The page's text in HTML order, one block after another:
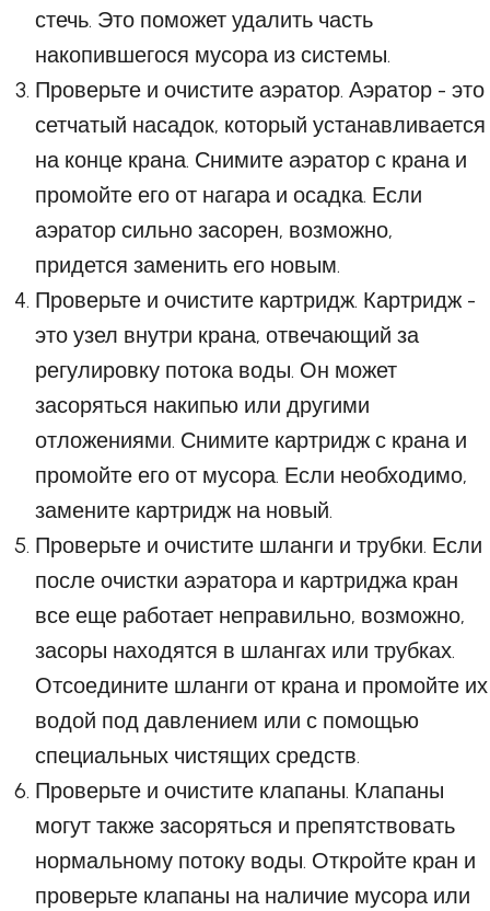
стечь. Это поможет удалить часть
накопившегося мусора из системы.
Проверьте и очистите аэратор. Аэратор - это
сетчатый насадок, который устанавливается
на конце крана. Снимите аэратор с крана и
промойте его от нагара и осадка. Если
аэратор сильно засорен, возможно,
придется заменить его новым.
Проверьте и очистите картридж. Картридж -
это узел внутри крана, отвечающий за
регулировку потока воды. Он может
засоряться накипью или другими
отложениями. Снимите картридж с крана и
промойте его от мусора. Если необходимо,
замените картридж на новый.
Проверьте и очистите шланги и трубки. Если
после очистки аэратора и картриджа кран
все еще работает неправильно, возможно,
засоры находятся в шлангах или трубках.
Отсоедините шланги от крана и промойте их
водой под давлением или с помощью
специальных чистящих средств.
Проверьте и очистите клапаны. Клапаны
могут также засоряться и препятствовать
нормальному потоку воды. Откройте кран и
проверьте клапаны на наличие мусора или